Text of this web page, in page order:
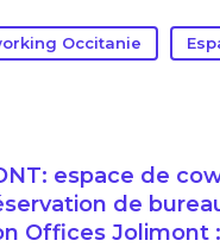
Occitanie
espace de
de
Offices Jolimont